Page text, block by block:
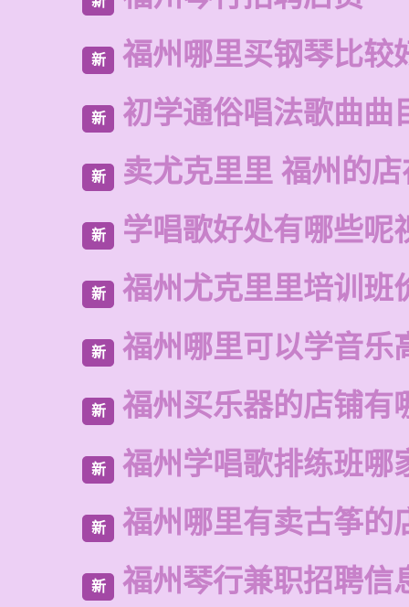
新 福州哪里买钢琴比较
新 初学通俗唱法歌曲曲
新 卖尤克里里 福州的
新 学唱歌好处有哪些呢
新 福州尤克里里培训班
新 福州哪里可以学音乐
新 福州买乐器的店铺有
新 福州学唱歌排练班哪
新 福州哪里有卖古筝的
新 福州琴行兼职招聘信